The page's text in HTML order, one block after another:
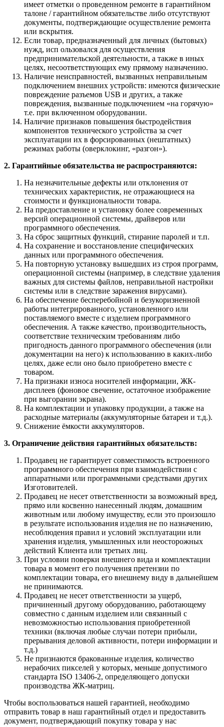
имеет отметки о проведенном ремонте в гарантийном
талоне / гарантийном обязательстве либо отсутствуют
документы, подтверждающие осуществление ремонта
или вскрытия.
Если товар, предназначенный для личных (бытовых)
нужд, исп ользовался для осуществления
предпринимательской деятельности, а также в иных
целях, несоответствующих ему прямому назначению.
Наличие неисправностей, вызванных неправильным
подключением внешних устройств: имеются физические
повреждение разъемов USB и других, а также
повреждения, вызванные подключением «на горячую»
т.е. при включенном оборудовании.
Наличие признаков повышения быстродействия
компонентов технического устройства за счет
эксплуатации их в форсированных (нештатных)
режимах работы (оверклокинг, «разгон»).
2. Гарантийные обязательства не распространяются:
На незначительные дефекты или отклонения от
технических характеристик, не отражающиеся на
стоимости и функциональности товара.
На предоставление и установку более современных
версий операционной системы, драйверов или
программного обеспечения.
На сброс защитных функций, стирание паролей и т.п.
На сохранение и восстановление специфических
данных или программного обеспечения.
На повторную установку вышедших из строя программ,
операционной системы (например, в следствие удаления
важных для системы файлов, неправильной настройки
системы или в следствие заражения вирусами).
На обеспечение бесперебойной и безукоризненной
работы интегрированного, установленного или
поставляемого вместе с изделием программного
обеспечения. А также качество, производительность,
соответствие техническим требованиям либо
пригодность данного программного обеспечения (или
документации на него) к использованию в каких-либо
целях, даже если оно было приобретено вместе с
товаром.
На признаки износа носителей информации, ЖК-
дисплеев (фоновое свечение, остаточное изображение
при выгорании экрана).
На комплектации и упаковку продукции, а также на
расходные материалы (аккумуляторные батареи и т.д.).
Снижение ёмкости аккумуляторов.
3. Ограничение действия гарантийных обязательств:
Продавец не гарантирует совместимость встроенного
программного обеспечения при взаимодействии с
аппаратными или программными средствами других
Изготовителей.
Продавец не несет ответственности за возможный вред,
прямо или косвенно нанесенный людям, домашним
животным или любому имуществу, если это произошло
в результате использования изделия не по назначению,
несоблюдения правил и условий эксплуатации или
хранения изделия, умышленных или неосторожных
действий Клиента или третьих лиц.
При условии поверки внешнего вида и комплектации
товара в момент его получения претензии по
комплектации товара, его внешнему виду в дальнейшем
не принимаются.
Продавец не несет ответственности за ущерб,
причиненный другому оборудованию, работающему
совместно с данным изделием или связанный с
невозможностью использования приобретенной
техники (включая любые случаи потери прибыли,
прерывания деловой активности, потери информации и
т.д.)
Не признаются бракованные изделия, количество
нерабочих пикселей у которых, меньше допустимого
стандарта ISO 13406-2, определяющего допуски
производства ЖК-матриц.
Чтобы воспользоваться нашей гарантией, необходимо
отправить товар в наш гарантийный отдел и предоставить
документ, подтверждающий покупку товара у нас